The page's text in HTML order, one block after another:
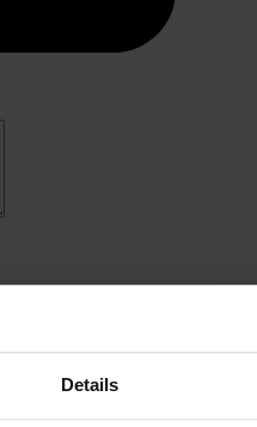
Details
11-1970